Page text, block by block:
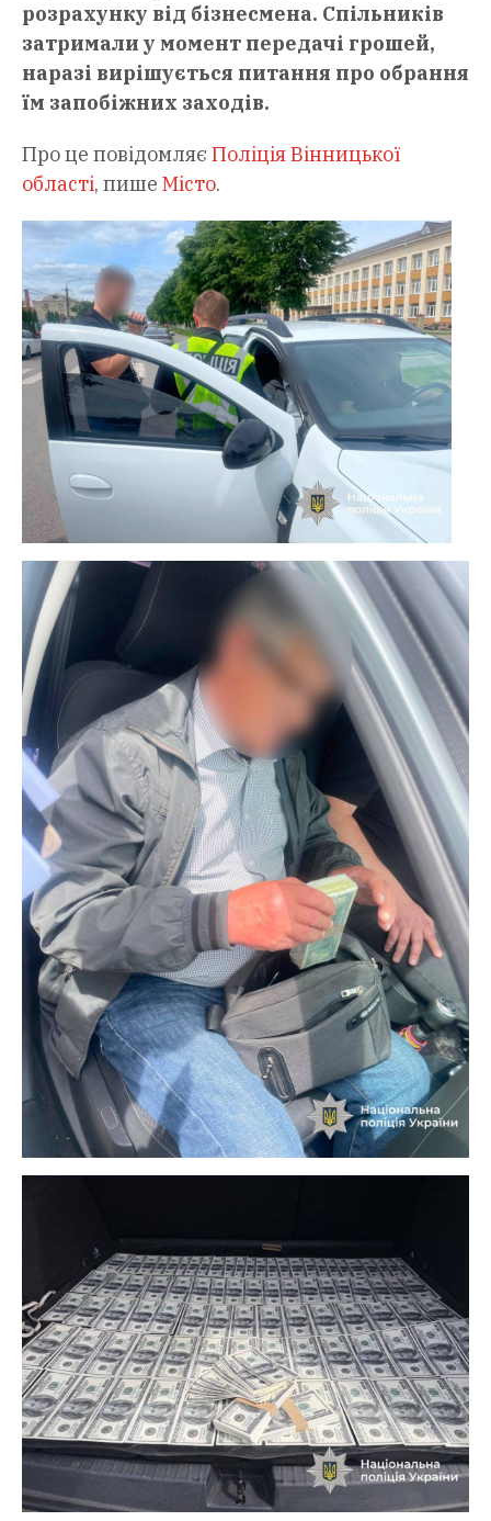
розрахунку від бізнесмена. Спільників
затримали у момент передачі грошей,
наразі вирішується питання про обрання
їм запобіжних заходів.
Про це повідомляє Поліція Вінницької
області, пише Місто.